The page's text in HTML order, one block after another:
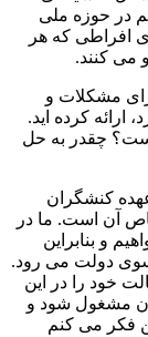
در حوزه ملی
افراطی که هر
می کنند.
مشکلات و
کرده اید.
چقدر به حل
کنشگران
آن است. ما در
و بنابراین
دولت می رود.
خود را در این
مشغول شود و
فکر می کنم